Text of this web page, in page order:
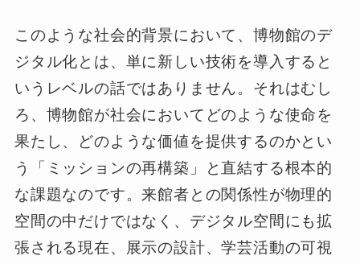
このような社会的背景において、博物館のデ
ジタル化とは、単に新しい技術を導入すると
いうレベルの話ではありません。それはむし
ろ、博物館が社会においてどのような使命を
果たし、どのような価値を提供するのかとい
う「ミッションの再構築」と直結する根本的
な課題なのです。来館者との関係性が物理的
空間の中だけではなく、デジタル空間にも拡
張される現在、展示の設計、学芸活動の可視